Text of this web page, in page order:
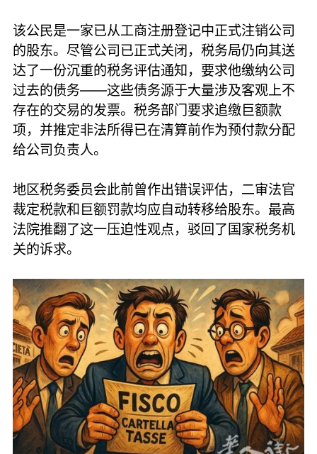
该公民是一家已从工商注册登记中正式注销公司
的股东。尽管公司已正式关闭，税务局仍向其送
达了一份沉重的税务评估通知，要求他缴纳公司
过去的债务——这些债务源于大量涉及客观上不
存在的交易的发票。税务部门要求追缴巨额款
项，并推定非法所得已在清算前作为预付款分配
给公司负责人。
地区税务委员会此前曾作出错误评估，二审法官
裁定税款和巨额罚款均应自动转移给股东。最高
法院推翻了这一压迫性观点，驳回了国家税务机
关的诉求。